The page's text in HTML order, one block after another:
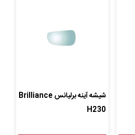
شیشه آینه برلیانس Brilliance
H230